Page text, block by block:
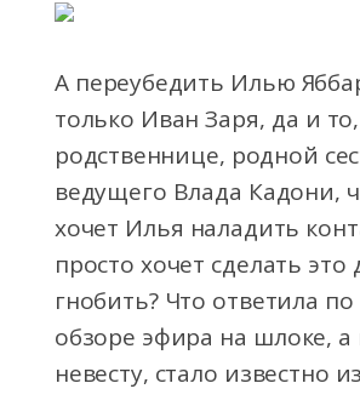
А переубедить Илью
только Иван Заря, да и
родственнице, родной
ведущего Влада Кадони,
хочет Илья наладить
просто хочет сделать
гнобить? Что ответила
обзоре эфира на шлоке,
невесту, стало известно